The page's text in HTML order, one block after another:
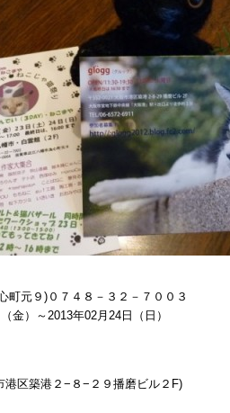
町元９)０７４８－３２－７００３
金）～2013年02月24日（日）
港区築港２−８−２９播磨ビル２F)